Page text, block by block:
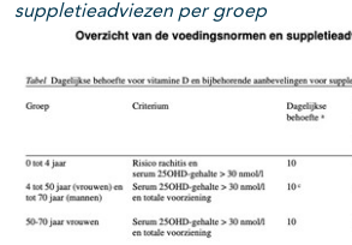
suppletieadviezen per groep